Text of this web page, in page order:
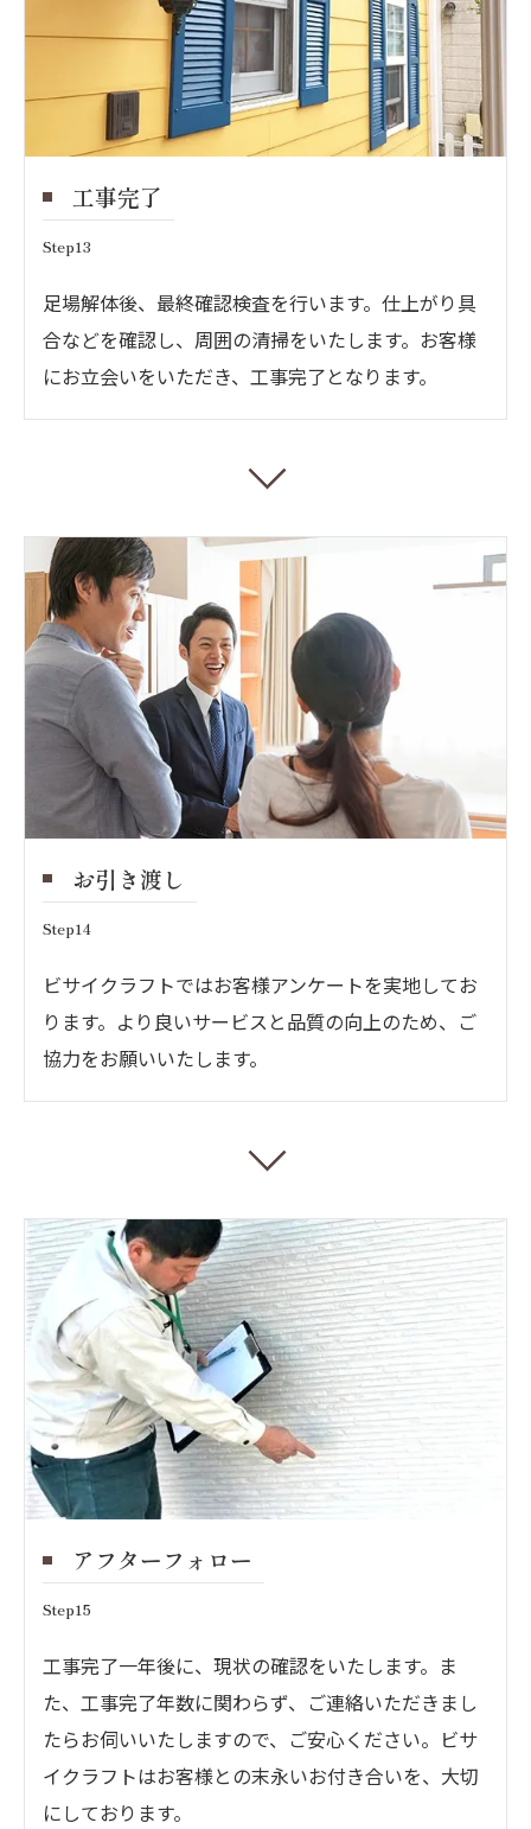
工事完了
Step13
足場解体後、最終確認検査を行います。仕上がり具
合などを確認し、周囲の清掃をいたします。お客様
にお立会いをいただき、工事完了となります。
お引き渡し
Step14
ビサイクラフトではお客様アンケートを実地してお
ります。より良いサービスと品質の向上のため、ご
協力をお願いいたします。
アフターフォロー
Step15
工事完了一年後に、現状の確認をいたします。ま
た、工事完了年数に関わらず、ご連絡いただきまし
たらお伺いいたしますので、ご安心ください。ビサ
イクラフトはお客様との末永いお付き合いを、大切
にしております。